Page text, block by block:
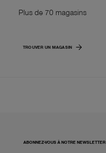
Plus de 70 magasins
TROUVER UN MAGASIN
ABONNEZ-VOUS À NOTRE NEWSLETTER